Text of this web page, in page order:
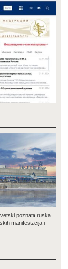
poznata ruska
manifestacija i